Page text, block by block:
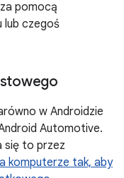
pomocą
lub czegoś
w Androidzie
Automotive.
się to przez
komputerze tak, aby